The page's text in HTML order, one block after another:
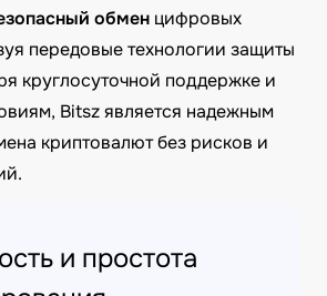
обмен цифровых
передовые технологии защиты
круглосуточной поддержке и
Bitsz является надежным
криптовалют без рисков и
и простота